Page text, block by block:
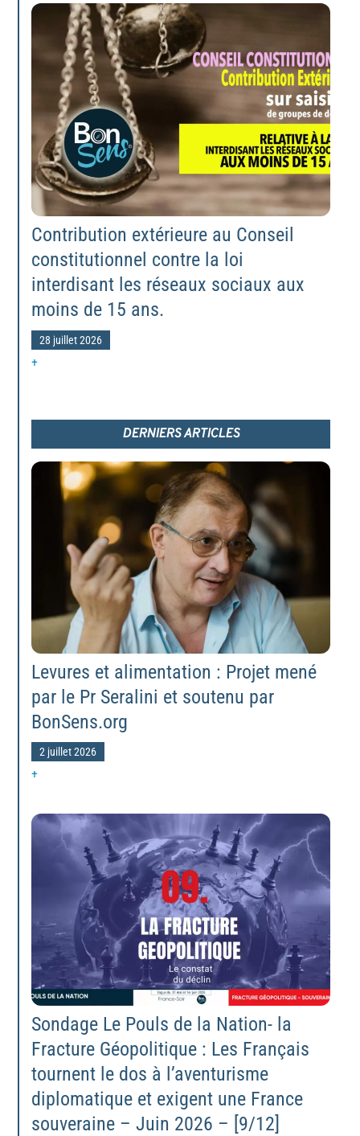
Contribution extérieure au Conseil
constitutionnel contre la loi
interdisant les réseaux sociaux aux
moins de 15 ans.
28 juillet 2026
+
DERNIERS ARTICLES
Levures et alimentation : Projet mené
par le Pr Seralini et soutenu par
BonSens.org
2 juillet 2026
+
Sondage Le Pouls de la Nation- la
Fracture Géopolitique : Les Français
tournent le dos à l’aventurisme
diplomatique et exigent une France
souveraine – Juin 2026 – [9/12]